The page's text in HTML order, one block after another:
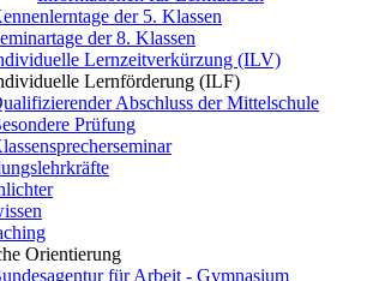
der 5. Klassen
der 8. Klassen
Lernzeitverkürzung (ILV)
Lernförderung (ILF)
Abschluss der Mittelschule
Prüfung
Orientierung
für Arbeit - Gymnasium